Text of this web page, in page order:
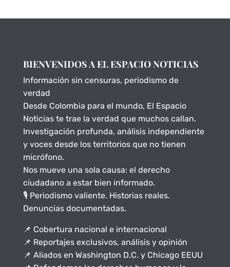
BIENVENIDOS A EL ESPACIO NOTICIAS
Información sin censuras, periodismo de
verdad
Desde Colombia para el mundo, El Espacio
Noticias te trae la verdad que muchos callan.
Investigación profunda, análisis independiente
y voces desde los territorios que no tienen
micrófono.
Nos mueve una sola causa: el derecho
ciudadano a estar bien informado.
🎙️ Periodismo valiente. Historias reales.
Denuncias documentadas.
📌 Cobertura nacional e internacional
📌 Reportajes exclusivos, análisis y opinión
📌 Aliados en Washington D.C. y Chicago EEUU